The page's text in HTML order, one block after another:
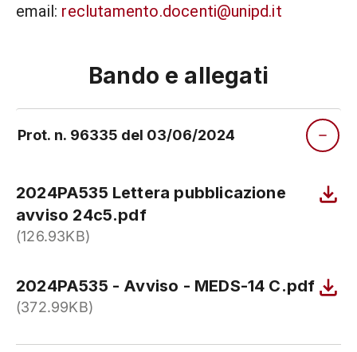
email: reclutamento.docenti@unipd.it
Bando e allegati
Prot. n. 96335 del 03/06/2024
2024PA535 Lettera pubblicazione
avviso 24c5.pdf
(126.93KB)
2024PA535 - Avviso - MEDS-14 C.pdf
(372.99KB)